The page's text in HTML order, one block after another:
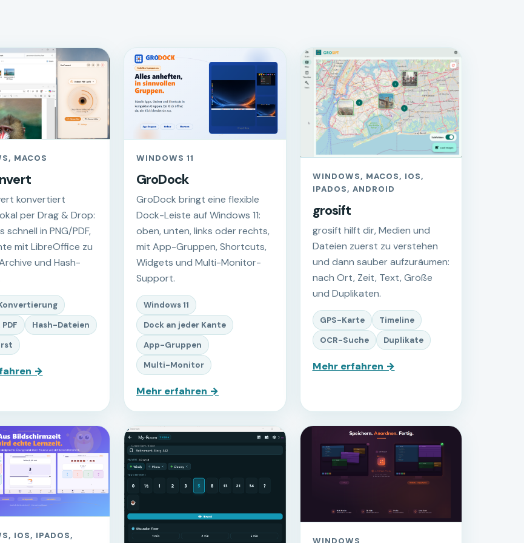
MACOS
konvertiert
per Drag & Drop:
schnell in PNG/PDF,
mit LibreOffice zu
und Hash-
Hash-Dateien
→
WINDOWS 11
GroDock
GroDock bringt eine flexible
Dock-Leiste auf Windows 11:
oben, unten, links oder rechts,
mit App-Gruppen, Shortcuts,
Widgets und Multi-Monitor-
Support.
Windows 11
Dock an jeder Kante
App-Gruppen
Multi-Monitor
Mehr erfahren →
WINDOWS, MACOS, IOS,
IPADOS, ANDROID
grosift
grosift hilft dir, Medien und
Dateien zuerst zu verstehen
und dann sauber aufzuräumen:
nach Ort, Zeit, Text, Größe
und Duplikaten.
GPS-Karte
Timeline
OCR-Suche
Duplikate
Mehr erfahren →
IOS, IPADOS,